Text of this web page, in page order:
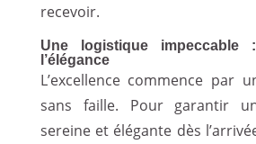
recevoir.
Une logistique
l’élégance
L’excellence commence par
sans faille. Pour garantir
sereine et élégante dès